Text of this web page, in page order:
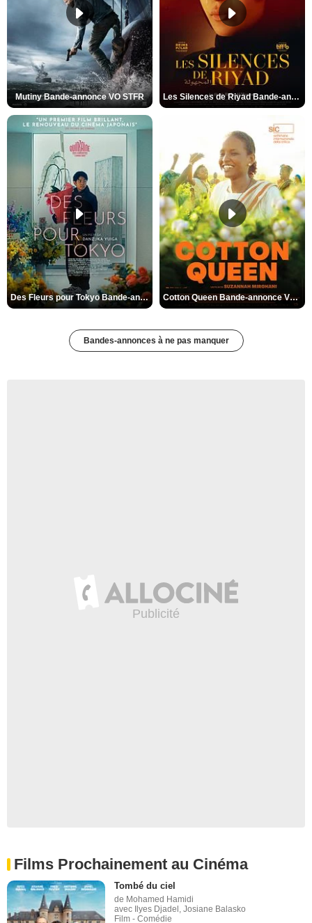
Mutiny Bande-annonce VO STFR Les Silences de Riyad Bande-annonce VO STFR
Des Fleurs pour Tokyo Bande-annonce VO STFR Cotton Queen Bande-annonce VO STFR
Bandes-annonces à ne pas manquer
Films Prochainement au Cinéma
Tombé du ciel
de Mohamed Hamidi
avec Ilyes Djadel, Josiane Balasko
Film - Comédie